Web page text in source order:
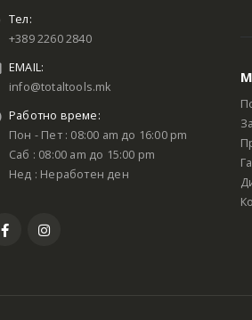
Тел:
+389 2260 2840
EMAIL:
info@totaltools.mk
Работно време:
Пон - Пет : 08:00 am до 16:00 pm
Саб : 08:00 am до 15:00 pm
Нед : Неработен ден